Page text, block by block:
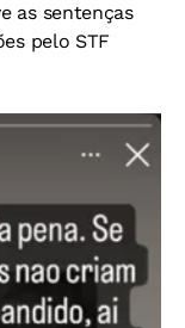
as sentenças
pelo STF